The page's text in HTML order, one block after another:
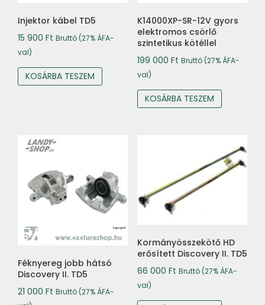
Injektor kábel TD5
15 900 Ft Bruttó (27% ÁFA-
val)
KOSÁRBA TESZEM
K14000XP-SR-12V gyors
elektromos csörlő
szintetikus kötéllel
199 000 Ft Bruttó (27% ÁFA-
val)
KOSÁRBA TESZEM
Féknyereg jobb hátsó
Discovery II. TD5
21 000 Ft Bruttó (27% ÁFA-
Kormányösszekötő HD
erősített Discovery II. TD5
66 000 Ft Bruttó (27% ÁFA-
val)